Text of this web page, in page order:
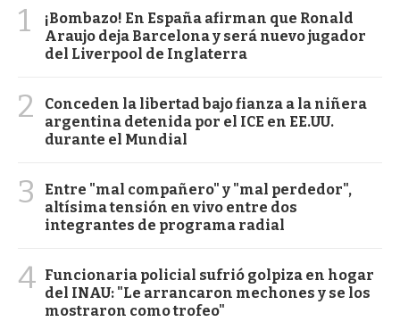
1
¡Bombazo! En España afirman que Ronald
Araujo deja Barcelona y será nuevo jugador
del Liverpool de Inglaterra
2
Conceden la libertad bajo fianza a la niñera
argentina detenida por el ICE en EE.UU.
durante el Mundial
3
Entre "mal compañero" y "mal perdedor",
altísima tensión en vivo entre dos
integrantes de programa radial
4 Funcionaria policial sufrió golpiza en hogar
del INAU: "Le arrancaron mechones y se los
mostraron como trofeo"